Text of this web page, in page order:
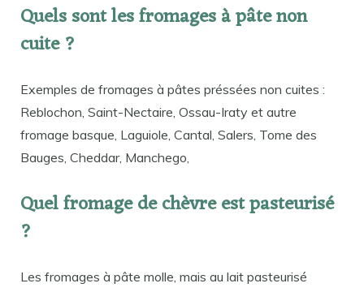
Quels sont les fromages à pâte non
cuite ?
Exemples de fromages à pâtes préssées non cuites :
Reblochon, Saint-Nectaire, Ossau-Iraty et autre
fromage basque, Laguiole, Cantal, Salers, Tome des
Bauges, Cheddar, Manchego,
Quel fromage de chèvre est pasteurisé
?
Les fromages à pâte molle, mais au lait pasteurisé